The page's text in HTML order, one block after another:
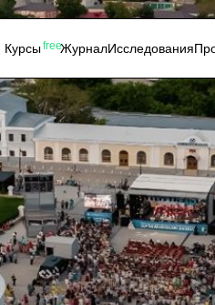
КурсыfreeЖурналИсследования